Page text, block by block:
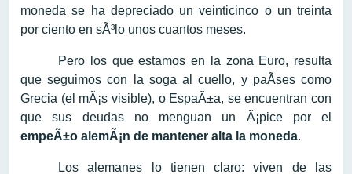
moneda se ha depreciado un veinticinco o un treinta
por ciento en sÃ³lo unos cuantos meses.
Pero los que estamos en la zona Euro, resulta
que seguimos con la soga al cuello, y paÃ­ses como
Grecia (el mÃ¡s visible), o EspaÃ±a, se encuentran con
que sus deudas no menguan un Ã¡pice por el
empeÃ±o alemÃ¡n de mantener alta la moneda.
Los alemanes lo tienen claro: viven de las